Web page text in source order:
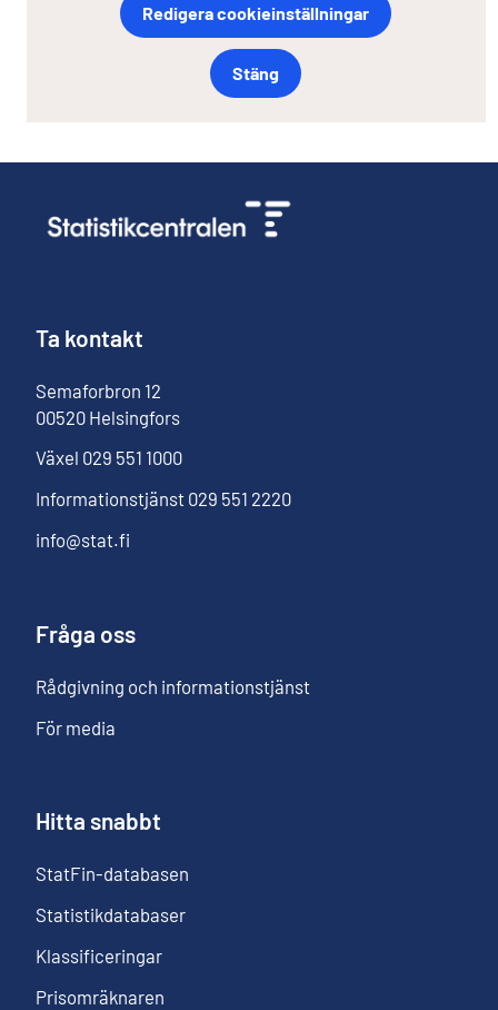
Redigera cookieinställningar
Stäng
Ta kontakt
Semaforbron 12
00520 Helsingfors
Växel 029 551 1000
Informationstjänst 029 551 2220
info@stat.fi
Fråga oss
Rådgivning och informationstjänst
För media
Hitta snabbt
StatFin-databasen
Statistikdatabaser
Klassificeringar
Prisomräknaren